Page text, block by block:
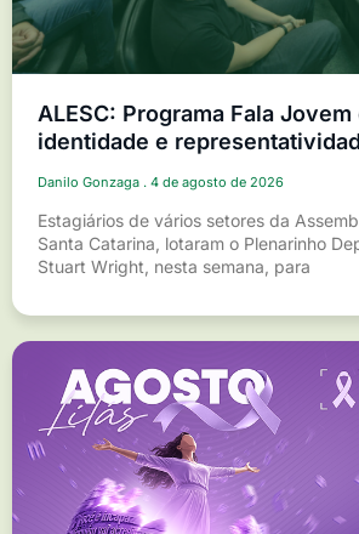
ALESC: Programa Fala Jovem
identidade e
Danilo Gonzaga 4 de agosto de 2026
Estagiários de vários setores da
Santa Catarina, lotaram o Plenarinho
Stuart Wright, nesta semana, para